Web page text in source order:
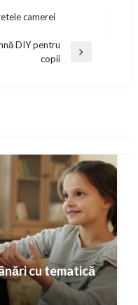
camerei
DIY pentru
copii
cu tematică